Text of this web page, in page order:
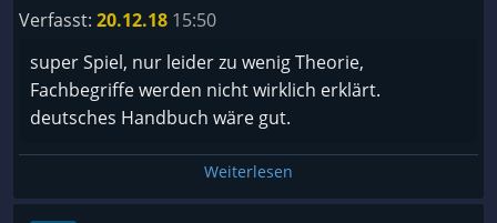
Verfasst: 20.12.18 15:50
super Spiel, nur leider zu wenig Theorie,
Fachbegriffe werden nicht wirklich erklärt.
deutsches Handbuch wäre gut.
Weiterlesen